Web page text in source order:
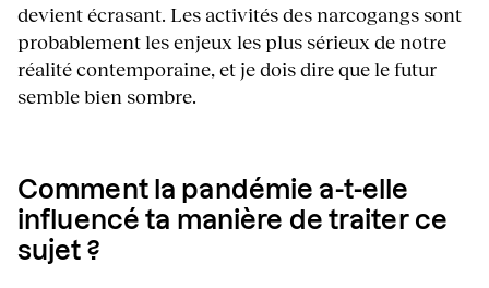
devient écrasant. Les activités des narcogangs sont
probablement les enjeux les plus sérieux de notre
réalité contemporaine, et je dois dire que le futur
semble bien sombre.
Comment la pandémie a-t-elle
influencé ta manière de traiter ce
sujet ?